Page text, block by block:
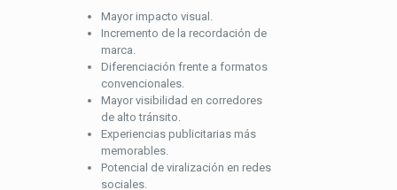
Mayor impacto visual.
Incremento de la recordación de
marca.
Diferenciación frente a formatos
convencionales.
Mayor visibilidad en corredores
de alto tránsito.
Experiencias publicitarias más
memorables.
Potencial de viralización en redes
sociales.